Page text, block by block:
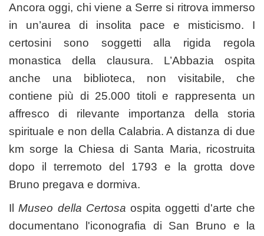
Ancora oggi, chi viene a Serre si ritrova immerso
in un’aurea di insolita pace e misticismo. I
certosini sono soggetti alla rigida regola
monastica della clausura. L’Abbazia ospita
anche una biblioteca, non visitabile, che
contiene più di 25.000 titoli e rappresenta un
affresco di rilevante importanza della storia
spirituale e non della Calabria. A distanza di due
km sorge la Chiesa di Santa Maria, ricostruita
dopo il terremoto del 1793 e la grotta dove
Bruno pregava e dormiva.
IlMuseo della Certosaospita oggetti d'arte che
documentano l'iconografia di San Bruno e la